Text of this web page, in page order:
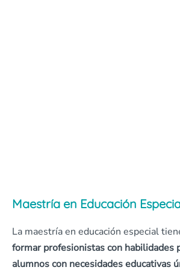
Maestría en Educación
La maestría en educación especial
formar profesionistas con habilidades
alumnos con necesidades educativas